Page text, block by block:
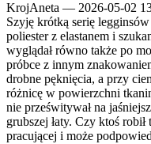
KrojAneta — 2026-05-02
Szyję krótką serię
poliester z elastanem i
wyglądał równo także po
próbce z innym
drobne pęknięcia, a przy
różnicę w powierzchni
nie prześwitywał na
grubszej łaty. Czy ktoś
pracującej i może